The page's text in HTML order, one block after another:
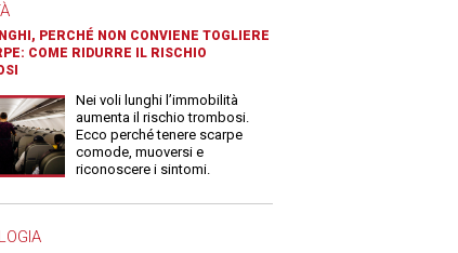
PERCHÉ NON CONVIENE TOGLIERE
COME RIDURRE IL RISCHIO
Nei voli lunghi l’immobilità
aumenta il rischio trombosi.
Ecco perché tenere scarpe
comode, muoversi e
riconoscere i sintomi.